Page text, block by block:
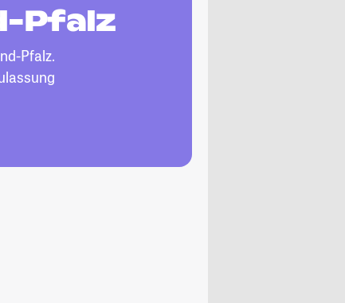
Pfalz
Pfalz.